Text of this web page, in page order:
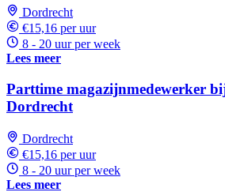
Dordrecht
€15,16 per uur
8 - 20 uur per week
Lees meer
Parttime magazijnmedewerker
Dordrecht
Dordrecht
€15,16 per uur
8 - 20 uur per week
Lees meer